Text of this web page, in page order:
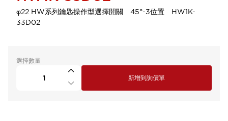
φ22 HW系列鑰匙操作型選擇開關 45°-3位置 HW1K-
33D02
選擇數量
新增到詢價單